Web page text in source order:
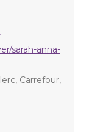
sarah-anna-
Carrefour,